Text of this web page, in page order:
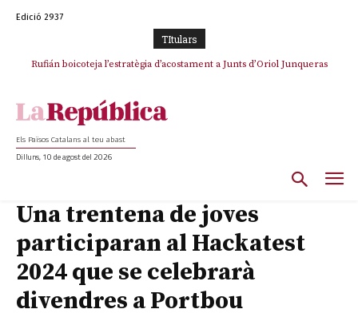
Edició 2937
TItulars
Rufián boicoteja l’estratègia d’acostament a Junts d’Oriol Junqueras
Rufián dinamita la unitat independentista amb un atac frontal al retorn
Els Països Catalans al teu abast
Dilluns, 10 de agost del 2026
Una trentena de joves
participaran al Hackatest
2024 que se celebrarà
divendres a Portbou